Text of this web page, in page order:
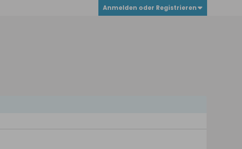
Anmelden oder Registrieren